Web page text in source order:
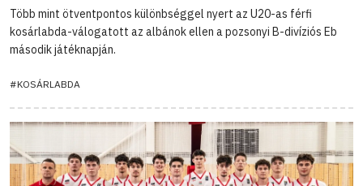
Több mint ötventpontos különbséggel nyert az U20-as férfi
kosárlabda-válogatott az albánok ellen a pozsonyi B-divíziós Eb
második játéknapján.
#KOSÁRLABDA